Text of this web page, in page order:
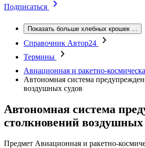
Подписаться
Показать больше хлебных крошек ...
Справочник Автор24
Термины
Авиационная и ракетно-
Автономная система
воздушных судов
Автономная система
столкновений воздушных
Предмет Авиационная и ракетно-